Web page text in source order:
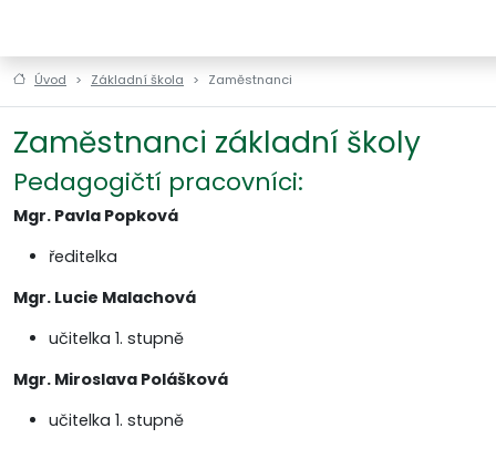
Úvod Základní škola Zaměstnanci
Zaměstnanci základní školy
Pedagogičtí pracovníci:
Mgr. Pavla Popková
ředitelka
Mgr. Lucie Malachová
učitelka 1. stupně
Mgr. Miroslava Polášková
učitelka 1. stupně